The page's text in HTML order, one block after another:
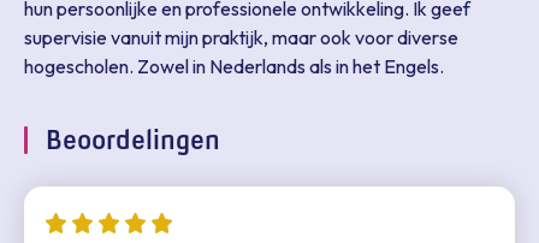
hun persoonlijke en professionele ontwikkeling. Ik geef
supervisie vanuit mijn praktijk, maar ook voor diverse
hogescholen. Zowel in Nederlands als in het Engels.
Beoordelingen
Beoordeling versturen